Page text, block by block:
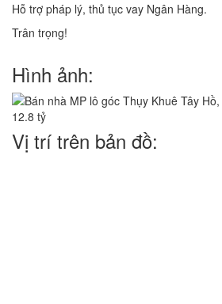
Hỗ trợ pháp lý, thủ tục vay Ngân Hàng.
Trân trọng!
Hình ảnh:
Vị trí trên bản đồ: